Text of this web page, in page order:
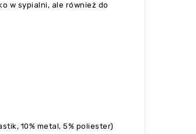
w sypialni, ale również do
10% metal, 5% poliester)